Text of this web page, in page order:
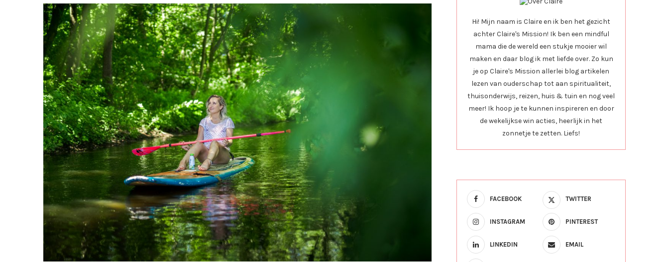
Hi! Mijn naam is Claire en ik ben het gezicht
achter Claire's Mission! Ik ben een mindful
mama die de wereld een stukje mooier wil
maken en daar blog ik met liefde over. Zo kun
je op Claire's Mission allerlei blog artikelen
lezen van ouderschap tot aan spiritualiteit,
thuisonderwijs, reizen, huis & tuin en nog veel
meer! Ik hoop je te kunnen inspireren en door
de wekelijkse win acties, heerlijk in het
zonnetje te zetten. Liefs!
FACEBOOK TWITTER
INSTAGRAM PINTEREST
LINKEDIN EMAIL